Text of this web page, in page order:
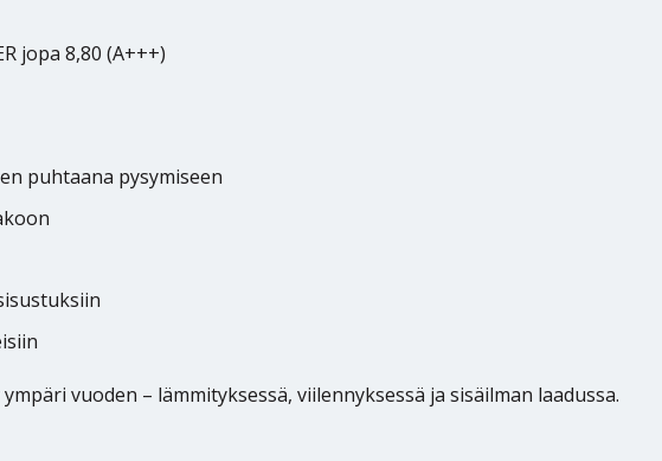
jopa 8,80 (A+++)
puhtaana pysymiseen
vuoden – lämmityksessä, viilennyksessä ja sisäilman laadussa.